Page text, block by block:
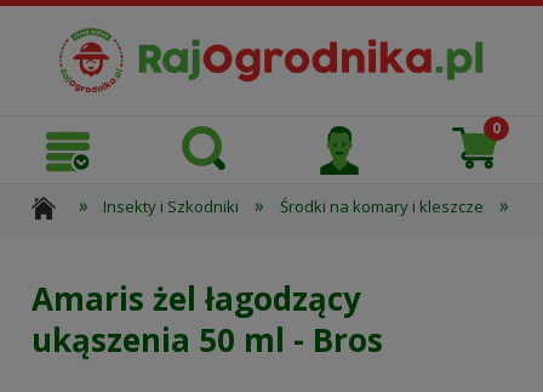
» Insekty i Szkodniki » Środki na komary i kleszcze »
Amaris żel łagodzący
ukąszenia 50 ml - Bros